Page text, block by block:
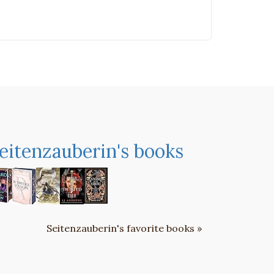
books
Seitenzauberin's favorite books »